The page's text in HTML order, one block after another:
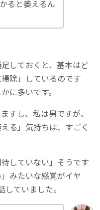
ると萎えるん
しておくと、基本はど
除」しているのです
に多いです。
すし、私は男ですが、
る」気持ちは、すごく
していない」そうです
みたいな感覚がイヤ
ていました。